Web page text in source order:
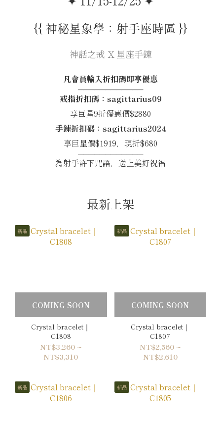
{{ 神秘星象學：射手座時區 }}
神話之戒 X 星座手鍊
凡會員輸入折扣碼即享優惠
────────────
戒指折扣碼：sagittarius09
享巨星9折優惠價$2880
手鍊折扣碼：sagittarius2024
享巨星價$1919，現折$680
────────────
為射手許下咒語，送上美好祝福
最新上架
新品
COMING SOON
Crystal bracelet｜
C1808
NT$3,260 ~
NT$3,310
新品
COMING SOON
Crystal bracelet｜
C1807
NT$2,560 ~
NT$2,610
新品 新品